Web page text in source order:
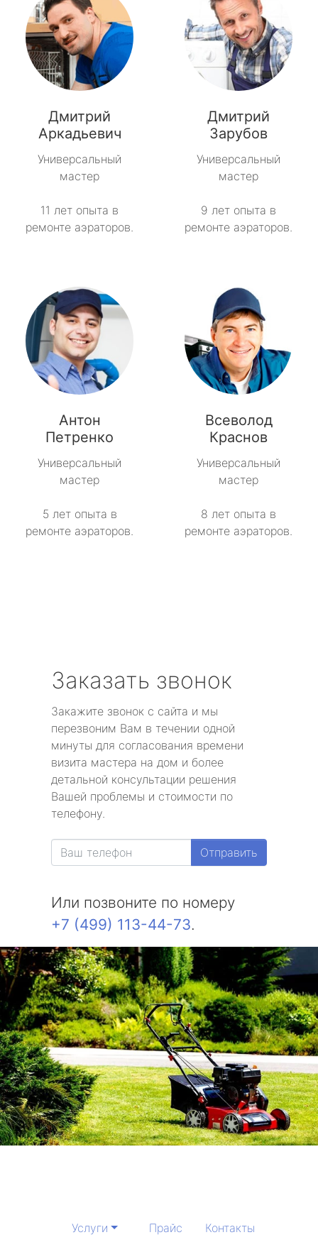
Дмитрий
Аркадьевич
Универсальный
мастер
11 лет опыта в
ремонте аэраторов.
Дмитрий
Зарубов
Универсальный
мастер
9 лет опыта в
ремонте аэраторов.
Антон
Петренко
Универсальный
мастер
5 лет опыта в
ремонте аэраторов.
Всеволод
Краснов
Универсальный
мастер
8 лет опыта в
ремонте аэраторов.
Заказать звонок
Закажите звонок с сайта и мы
перезвоним Вам в течении одной
минуты для согласования времени
визита мастера на дом и более
детальной консультации решения
Вашей проблемы и стоимости по
телефону.
Отправить
Или позвоните по номеру
+7 (499) 113-44-73.
Услуги Прайс Контакты